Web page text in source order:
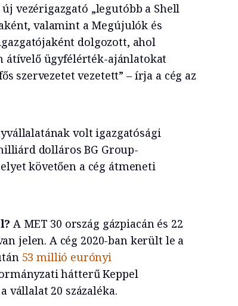
vezérigazgató „legutóbb a Shell
valamint a Megújulók és
dolgozott, ahol
átívelő ügyfélérték-ajánlatokat
szervezetet vezetett” – írja a cég az
volt igazgatósági
dolláros BG Group-
követően a cég átmeneti
A MET 30 ország gázpiacán és 22
jelen. A cég 2020-ban került le a
53 millió eurónyi
hátterű Keppel
vállalat 20 százaléka.